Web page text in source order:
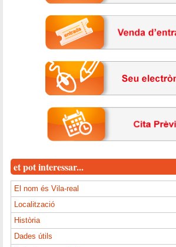
et pot interessar...
El nom és Vila-real
Localització
Història
Dades útils